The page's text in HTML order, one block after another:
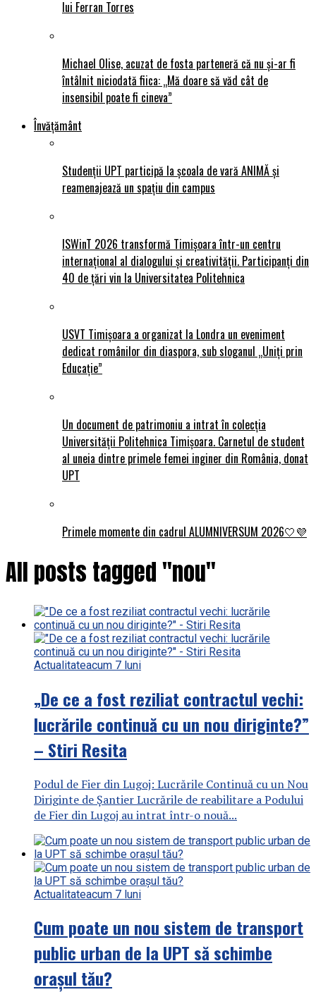
lui Ferran Torres
Michael Olise, acuzat de fosta parteneră că nu și-ar fi
întâlnit niciodată fiica: „Mă doare să văd cât de
insensibil poate fi cineva”
Învățământ
Studenții UPT participă la școala de vară ANIMĂ și
reamenajează un spațiu din campus
ISWinT 2026 transformă Timișoara într-un centru
internațional al dialogului și creativității. Participanți din
40 de țări vin la Universitatea Politehnica
USVT Timișoara a organizat la Londra un eveniment
dedicat românilor din diaspora, sub sloganul „Uniți prin
Educație”
Un document de patrimoniu a intrat în colecția
Universității Politehnica Timișoara. Carnetul de student
al uneia dintre primele femei inginer din România, donat
UPT
Primele momente din cadrul ALUMNIVERSUM 2026🤍💜
All posts tagged "nou"
Actualitateacum 7 luni
„De ce a fost reziliat contractul vechi:
lucrările continuă cu un nou diriginte?”
– Stiri Resita
Podul de Fier din Lugoj: Lucrările Continuă cu un Nou
Diriginte de Șantier Lucrările de reabilitare a Podului
de Fier din Lugoj au intrat într-o nouă...
Actualitateacum 7 luni
Cum poate un nou sistem de transport
public urban de la UPT să schimbe
orașul tău?